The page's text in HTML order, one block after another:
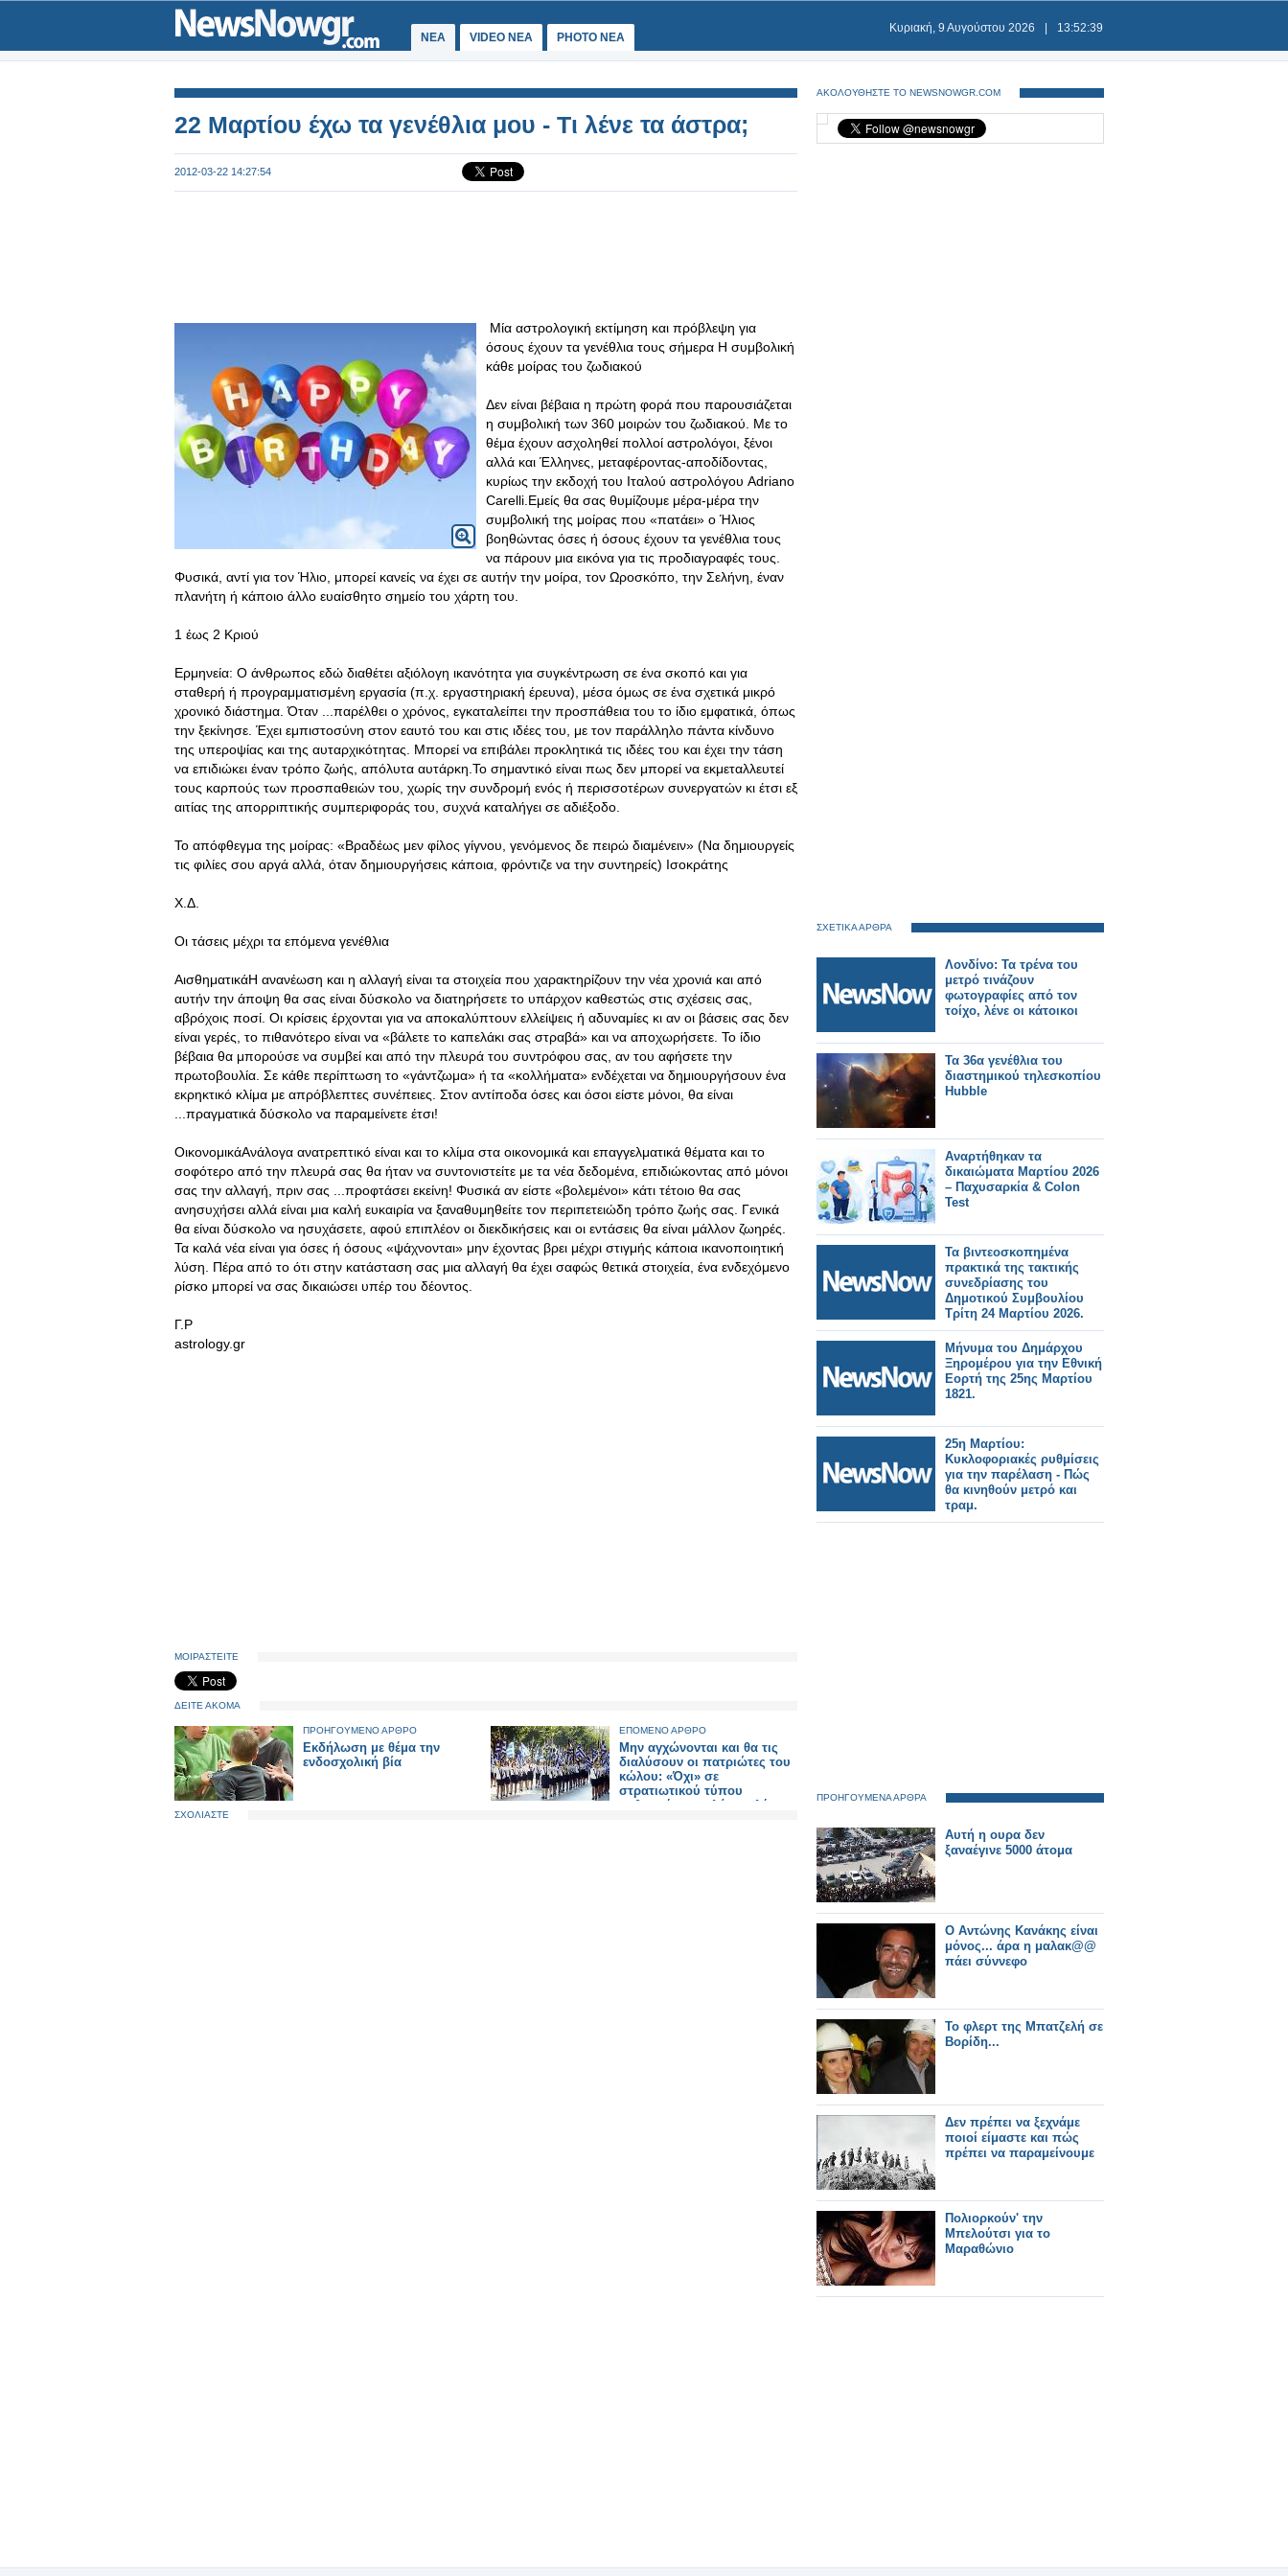
ΝΕΑ VIDEO NEA PHOTO NEA
Κυριακή, 9 Αυγούστου 2026 13:52:39
22 Μαρτίου έχω τα γενέθλια μου - Τι λένε τα άστρα;
2012-03-22 14:27:54
Μία αστρολογική εκτίμηση και πρόβλεψη για
όσους έχουν τα γενέθλια τους σήμερα Η συμβολική
κάθε μοίρας του ζωδιακού
Δεν είναι βέβαια η πρώτη φορά που παρουσιάζεται
η συμβολική των 360 μοιρών του ζωδιακού. Με το
θέμα έχουν ασχοληθεί πολλοί αστρολόγοι, ξένοι
αλλά και Έλληνες, μεταφέροντας-αποδίδοντας,
κυρίως την εκδοχή του Ιταλού αστρολόγου Adriano
Carelli.Εμείς θα σας θυμίζουμε μέρα-μέρα την
συμβολική της μοίρας που «πατάει» ο Ήλιος
βοηθώντας όσες ή όσους έχουν τα γενέθλια τους
να πάρουν μια εικόνα για τις προδιαγραφές τους.
Φυσικά, αντί για τον Ήλιο, μπορεί κανείς να έχει σε αυτήν την μοίρα, τον Ωροσκόπο, την Σελήνη, έναν
πλανήτη ή κάποιο άλλο ευαίσθητο σημείο του χάρτη του.
1 έως 2 Κριού
Ερμηνεία: Ο άνθρωπος εδώ διαθέτει αξιόλογη ικανότητα για συγκέντρωση σε ένα σκοπό και για
σταθερή ή προγραμματισμένη εργασία (π.χ . εργαστηριακή έρευνα), μέσα όμως σε ένα σχετικά μικρό
χρονικό διάστημα. Όταν ...παρέλθει ο χρόνος, εγκαταλείπει την προσπάθεια του το ίδιο εμφατικά, όπως
την ξεκίνησε. Έχει εμπιστοσύνη στον εαυτό του και στις ιδέες του, με τον παράλληλο πάντα κίνδυνο
της υπεροψίας και της αυταρχικότητας. Μπορεί να επιβάλει προκλητικά τις ιδέες του και έχει την τάση
να επιδιώκει έναν τρόπο ζωής, απόλυτα αυτάρκη.Το σημαντικό είναι πως δεν μπορεί να εκμεταλλευτεί
τους καρπούς των προσπαθειών του, χωρίς την συνδρομή ενός ή περισσοτέρων συνεργατών κι έτσι εξ
αιτίας της απορριπτικής συμπεριφοράς του, συχνά καταλήγει σε αδιέξοδο.
Το απόφθεγμα της μοίρας: «Βραδέως μεν φίλος γίγνου, γενόμενος δε πειρώ διαμένειν» (Να δημιουργείς
τις φιλίες σου αργά αλλά, όταν δημιουργήσεις κάποια, φρόντιζε να την συντηρείς) Ισοκράτης
Χ.Δ.
Οι τάσεις μέχρι τα επόμενα γενέθλια
ΑισθηματικάΗ ανανέωση και η αλλαγή είναι τα στοιχεία που χαρακτηρίζουν την νέα χρονιά και από
αυτήν την άποψη θα σας είναι δύσκολο να διατηρήσετε το υπάρχον καθεστώς στις σχέσεις σας,
αβρόχοις ποσί. Οι κρίσεις έρχονται για να αποκαλύπτουν ελλείψεις ή αδυναμίες κι αν οι βάσεις σας δεν
είναι γερές, το πιθανότερο είναι να «βάλετε το καπελάκι σας στραβά» και να αποχωρήσετε. Το ίδιο
βέβαια θα μπορούσε να συμβεί και από την πλευρά του συντρόφου σας, αν του αφήσετε την
πρωτοβουλία. Σε κάθε περίπτωση το «γάντζωμα» ή τα «κολλήματα» ενδέχεται να δημιουργήσουν ένα
εκρηκτικό κλίμα με απρόβλεπτες συνέπειες. Στον αντίποδα όσες και όσοι είστε μόνοι, θα είναι
...πραγματικά δύσκολο να παραμείνετε έτσι!
ΟικονομικάΑνάλογα ανατρεπτικό είναι και το κλίμα στα οικονομικά και επαγγελματικά θέματα και το
σοφότερο από την πλευρά σας θα ήταν να συντονιστείτε με τα νέα δεδομένα, επιδιώκοντας από μόνοι
σας την αλλαγή, πριν σας ...προφτάσει εκείνη! Φυσικά αν είστε «βολεμένοι» κάτι τέτοιο θα σας
ανησυχήσει αλλά είναι μια καλή ευκαιρία να ξαναθυμηθείτε τον περιπετειώδη τρόπο ζωής σας. Γενικά
θα είναι δύσκολο να ησυχάσετε, αφού επιπλέον οι διεκδικήσεις και οι εντάσεις θα είναι μάλλον ζωηρές.
Τα καλά νέα είναι για όσες ή όσους «ψάχνονται» μην έχοντας βρει μέχρι στιγμής κάποια ικανοποιητική
λύση. Πέρα από το ότι στην κατάσταση σας μια αλλαγή θα έχει σαφώς θετικά στοιχεία, ένα ενδεχόμενο
ρίσκο μπορεί να σας δικαιώσει υπέρ του δέοντος.
Γ.Ρ
astrology.gr
ΜΟΙΡΑΣΤΕΙΤΕ
ΔΕΙΤΕ ΑΚΟΜΑ
ΠΡΟΗΓΟΥΜΕΝΟ ΑΡΘΡΟ
Εκδήλωση με θέμα την
ενδοσχολική βία
ΕΠΟΜΕΝΟ ΑΡΘΡΟ
Μην αγχώνονται και θα τις
διαλύσουν οι πατριώτες του
κώλου: «Όχι» σε
στρατιωτικού τύπου
μαθητικές παρελάσεις λέει η
ΣΧΟΛΙΑΣΤΕ
ΑΚΟΛΟΥΘΗΣΤΕ ΤΟ NEWSNOWGR.COM
ΣΧΕΤΙΚΑ ΑΡΘΡΑ
Λονδίνο: Τα τρένα του
μετρό τινάζουν
φωτογραφίες από τον
τοίχο, λένε οι κάτοικοι
Τα 36α γενέθλια του
διαστημικού τηλεσκοπίου
Hubble
Αναρτήθηκαν τα
δικαιώματα Μαρτίου 2026
– Παχυσαρκία & Colon
Test
Τα βιντεοσκοπημένα
πρακτικά της τακτικής
συνεδρίασης του
Δημοτικού Συμβουλίου
Τρίτη 24 Μαρτίου 2026.
Μήνυμα του Δημάρχου
Ξηρομέρου για την Εθνική
Εορτή της 25ης Μαρτίου
1821.
25η Μαρτίου:
Κυκλοφοριακές ρυθμίσεις
για την παρέλαση - Πώς
θα κινηθούν μετρό και
τραμ.
ΠΡΟΗΓΟΥΜΕΝΑ ΑΡΘΡΑ
Αυτή η ουρα δεν
ξαναέγινε 5000 άτομα
Ο Αντώνης Κανάκης είναι
μόνος... άρα η μαλακ@@
πάει σύννεφο
To φλερτ της Μπατζελή σε
Βορίδη...
Δεν πρέπει να ξεχνάμε
ποιοί είμαστε και πώς
πρέπει να παραμείνουμε
Πολιορκούν' την
Μπελούτσι για το
Μαραθώνιο